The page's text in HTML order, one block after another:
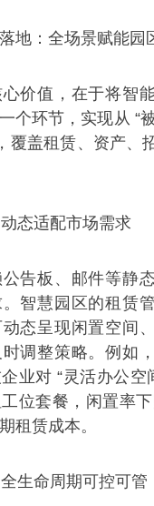
地：全场景赋能园
价值，在于将智
个环节，实现从 “
覆盖租赁、资产、
态适配市场需求
告板、邮件等静
智慧园区的租赁
态呈现闲置空间
调整策略。例如
业对 “灵活办公空
位套餐，闲置率
租赁成本。
生命周期可控可管